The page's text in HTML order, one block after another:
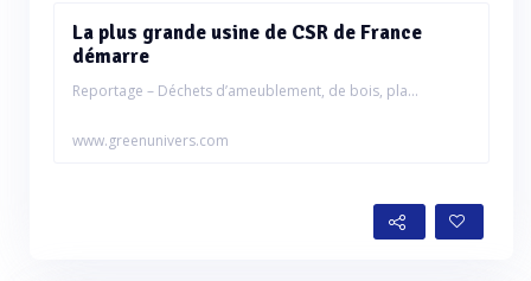
La plus grande usine de CSR de France
démarre
Reportage – Déchets d’ameublement, de bois, pla...
www.greenunivers.com